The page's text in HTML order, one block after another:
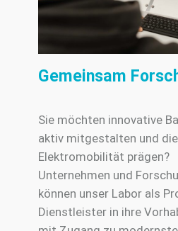
Gemeinsam
Sie möchten innovative
aktiv mitgestalten und
Elektromobilität prägen?
Unternehmen und
können unser Labor als
Dienstleister in ihre